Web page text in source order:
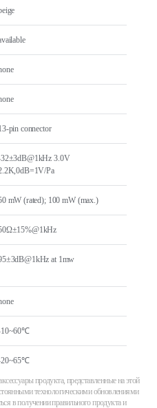
pin connector
3.0V
Pa
mW (rated); 100 mW (max.)
at 1mw
продукта, представленные на этой
технологическими обновлениями
в получении правильного продукта и